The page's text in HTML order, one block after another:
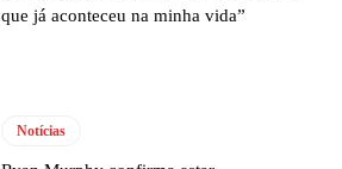
que já aconteceu na minha vida”
Notícias